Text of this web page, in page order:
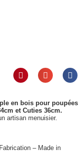
en bois pour poupées
et Cuties 36cm.
artisan menuisier.
– Made in